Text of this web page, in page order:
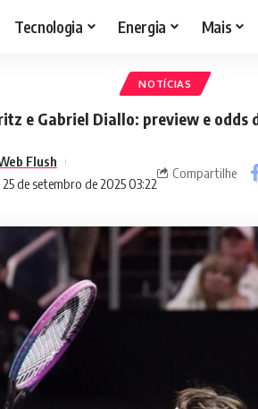
Tecnologia Energia Mais
NOTÍCIAS
e Gabriel Diallo: preview e odds
de setembro de 2025 03:22
Flush
Compartilhe